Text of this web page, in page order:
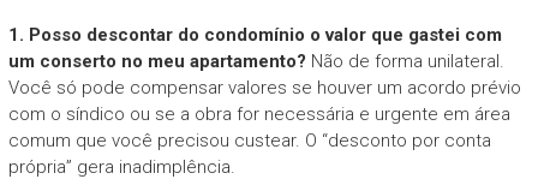
1. Posso descontar do condomínio o valor que gastei com
um conserto no meu apartamento? Não de forma unilateral.
Você só pode compensar valores se houver um acordo prévio
com o síndico ou se a obra for necessária e urgente em área
comum que você precisou custear. O “desconto por conta
própria” gera inadimplência.